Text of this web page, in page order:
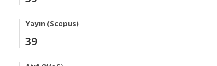
Yayın (Scopus)
39